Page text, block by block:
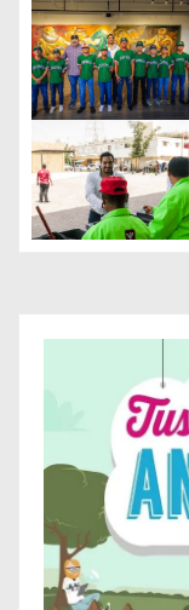
c
i
ó
n
d
e
r
a
d